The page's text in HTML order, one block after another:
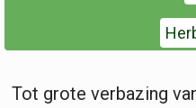
Tot grote verbazing